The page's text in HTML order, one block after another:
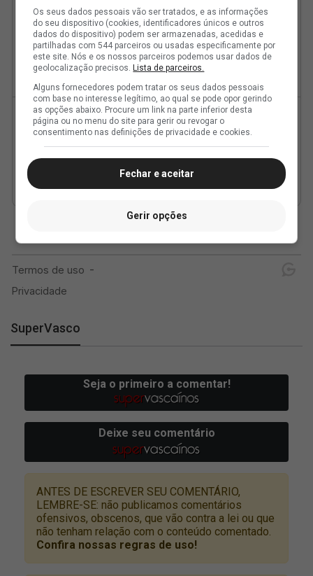
SuperVasco
Os seus dados pessoais vão ser tratados, e as informações
do seu dispositivo (cookies, identificadores únicos e outros
dados do dispositivo) podem ser armazenadas, acedidas e
partilhadas com 544 parceiros ou usadas especificamente por
este site. Nós e os nossos parceiros podemos usar dados de
geolocalização precisos.Lista de parceiros.
Alguns fornecedores podem tratar os seus dados pessoais
com base no interesse legítimo, ao qual se pode opor gerindo
as opções abaixo. Procure um link na parte inferior desta
página ou no menu do site para gerir ou revogar o
consentimento nas definições de privacidade e cookies.
Fechar e aceitar
Gerir opções